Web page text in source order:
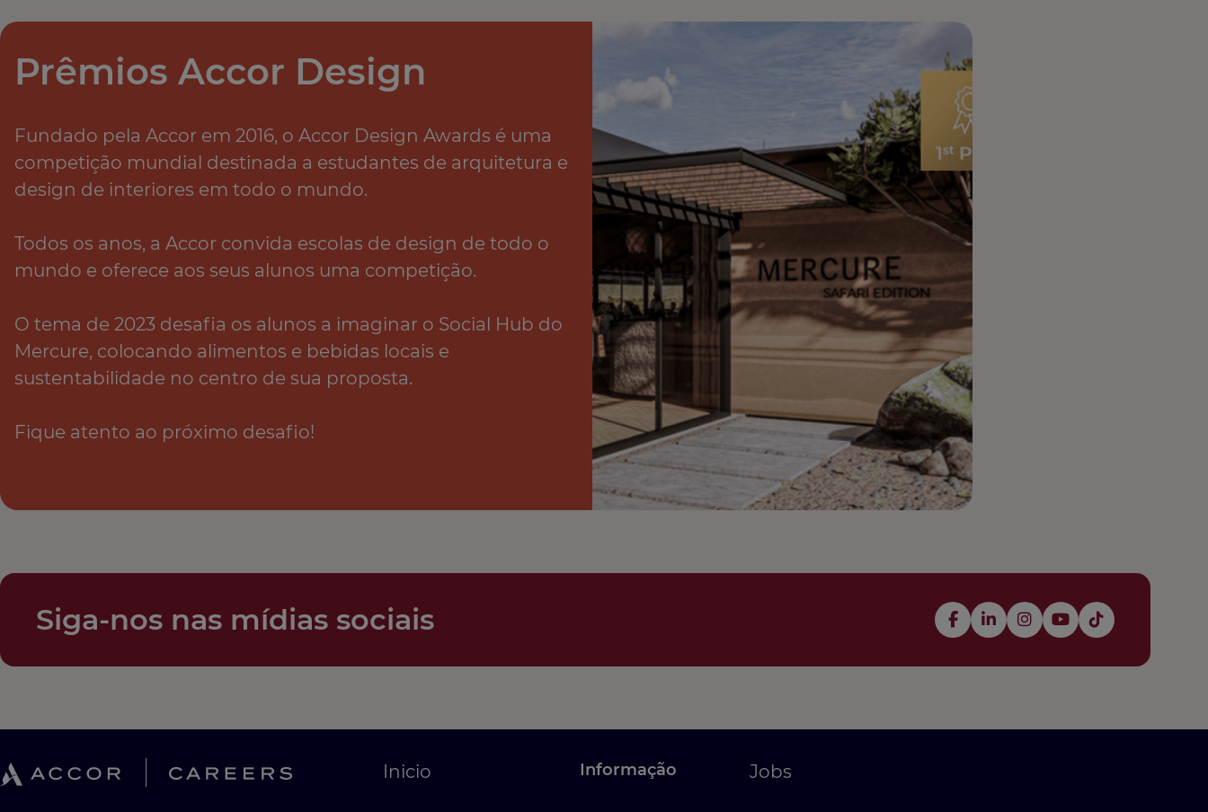
Prêmios Accor Design
Fundado pela Accor em 2016, o Accor Design Awards é uma
competição mundial destinada a estudantes de arquitetura e
design de interiores em todo o mundo.​
Todos os anos, a Accor convida escolas de design de todo o
mundo e oferece aos seus alunos uma competição. ​
O tema de 2023 desafia os alunos a imaginar o Social Hub do
Mercure, colocando alimentos e bebidas locais e
sustentabilidade no centro de sua proposta.​
Fique atento ao próximo desafio! ​​​​​​
Siga-nos nas mídias sociais
Inicio Informação Jobs